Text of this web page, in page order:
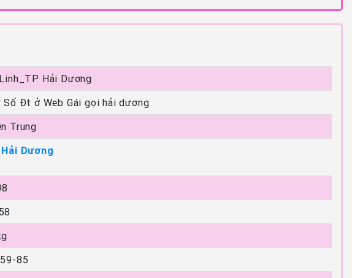
Hải Dương
Số Đt ở Web Gái gọi hải dương
Trung
Dương
85